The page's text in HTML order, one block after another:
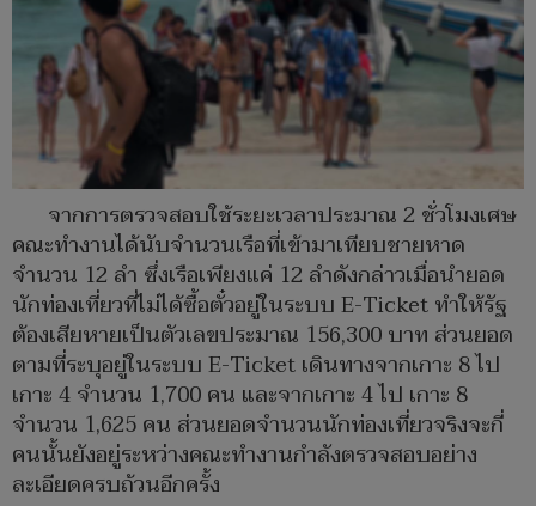
จากการตรวจสอบใช้ระยะเวลาประมาณ 2 ชั่วโมงเศษ
คณะทำงานได้นับจำนวนเรือที่เข้ามาเทียบชายหาด
จำนวน 12 ลำ ซึ่งเรือเพียงแค่ 12 ลำดังกล่าวเมื่อนำยอด
นักท่องเที่ยวที่ไม่ได้ซื้อตั๋วอยู่ในระบบ E-Ticket ทำให้รัฐ
ต้องเสียหายเป็นตัวเลขประมาณ 156,300 บาท ส่วนยอด
ตามที่ระบุอยู่ในระบบ E-Ticket เดินทางจากเกาะ 8 ไป
เกาะ 4 จำนวน 1,700 คน และจากเกาะ 4 ไป เกาะ 8
จำนวน 1,625 คน ส่วนยอดจำนวนนักท่องเที่ยวจริงจะกี่
คนนั้นยังอยู่ระหว่างคณะทำงานกำลังตรวจสอบอย่าง
ละเอียดครบถ้วนอีกครั้ง